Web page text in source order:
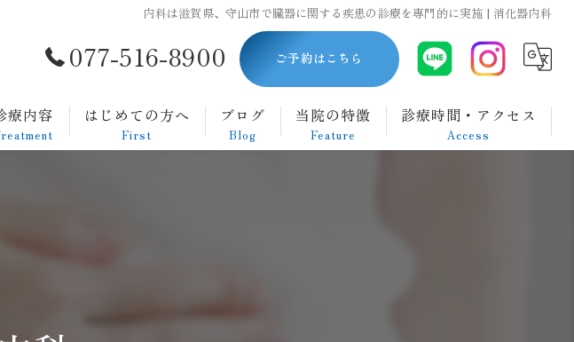
内科は滋賀県、守山市で臓器に関する疾患の診療を専門的に実施 | 消化器内科
077-516-8900 ご予約はこちら
療内容 はじめての方へ
First
ブログ
Blog
当院の特徴
Feature
診療時間・アクセス
Access